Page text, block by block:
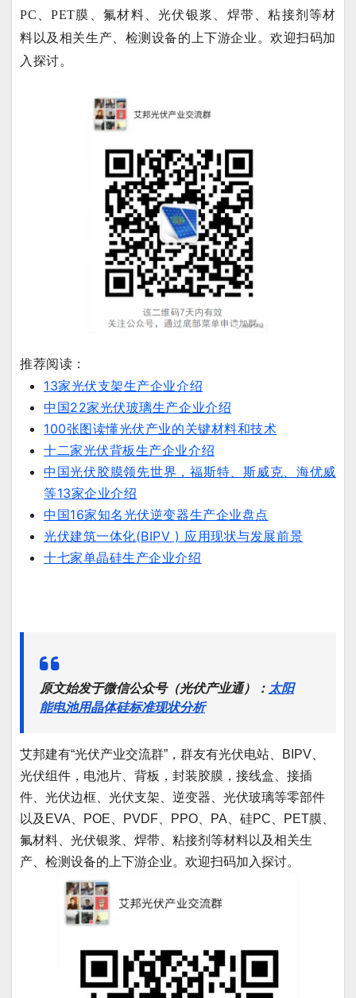
PC、PET膜、氟材料、光伏银浆、焊带、粘接剂等材
料以及相关生产、检测设备的上下游企业。欢迎扫码加
入探讨。
推荐阅读：
13家光伏支架生产企业介绍
中国22家光伏玻璃生产企业介绍
100张图读懂光伏产业的关键材料和技术
十二家光伏背板生产企业介绍
中国光伏胶膜领先世界，福斯特、斯威克、海优威
等13家企业介绍
中国16家知名光伏逆变器生产企业盘点
光伏建筑一体化(BIPV ) 应用现状与发展前景
十七家单晶硅生产企业介绍
原文始发于微信公众号（光伏产业通）： 太阳
能电池用晶体硅标准现状分析
艾邦建有“光伏产业交流群”，群友有光伏电站、BIPV、
光伏组件，电池片、背板，封装胶膜，接线盒、接插
件、光伏边框、光伏支架、逆变器、光伏玻璃等零部件
以及EVA、POE、PVDF、PPO、PA、硅PC、PET膜、
氟材料、光伏银浆、焊带、粘接剂等材料以及相关生
产、检测设备的上下游企业。欢迎扫码加入探讨。